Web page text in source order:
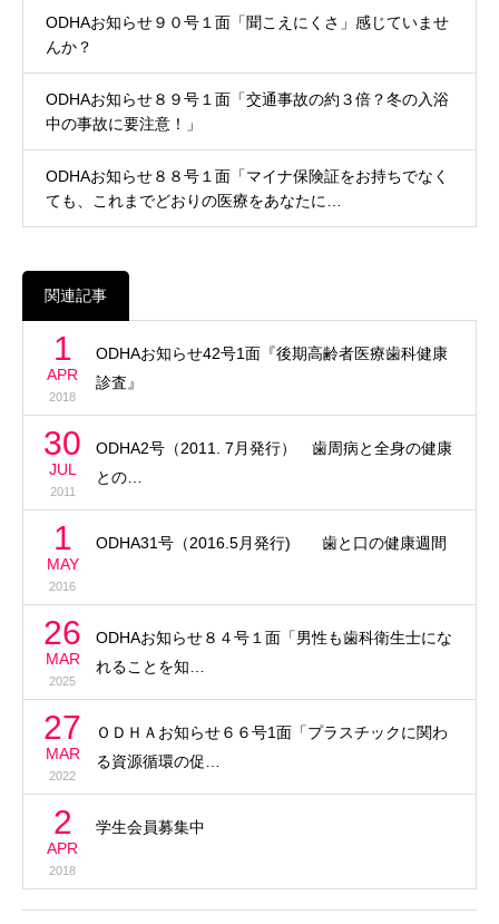
ODHAお知らせ９０号１面「聞こえにくさ」感じていませ
んか？
ODHAお知らせ８９号１面「交通事故の約３倍？冬の入浴
中の事故に要注意！」
ODHAお知らせ８８号１面「マイナ保険証をお持ちでなく
ても、これまでどおりの医療をあなたに…
関連記事
1
APR
2018
ODHAお知らせ42号1面『後期高齢者医療歯科健康
診査』
30
JUL
2011
ODHA2号（2011. 7月発行） 歯周病と全身の健康
との…
1
MAY
2016
ODHA31号（2016.5月発行) 歯と口の健康週間
26
MAR
2025
ODHAお知らせ８４号１面「男性も歯科衛生士にな
れることを知…
27
MAR
2022
ＯＤＨＡお知らせ６６号1面「プラスチックに関わ
る資源循環の促…
2
APR
2018
学生会員募集中